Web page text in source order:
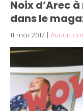
Noix d’Arec
dans le
11 mai 2017 | Aucun